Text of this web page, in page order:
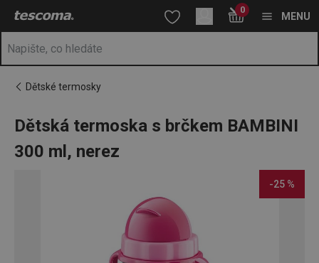
Nacházíte se na stránce Dětská termoska s brčkem BAMBINI
Přejít na hlavní obsah
Přejít na vyhledávání
Přejít na navigaci 0
MENU
Dětské termosky
Dětská termoska s brčkem BAMBINI
300 ml, nerez
-25 %